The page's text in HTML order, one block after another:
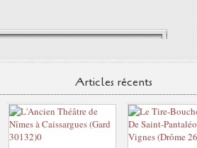
Articles récents